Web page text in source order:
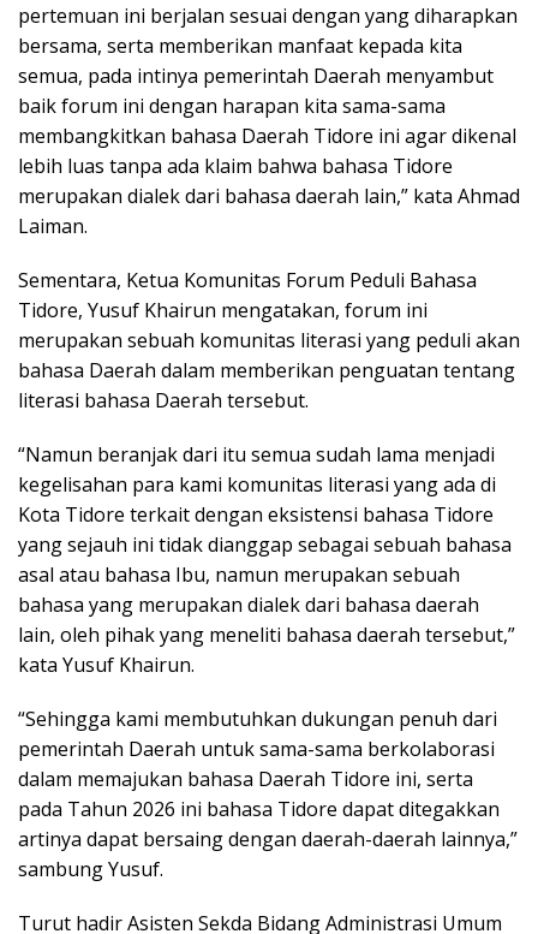
pertemuan ini berjalan sesuai dengan yang diharapkan
bersama, serta memberikan manfaat kepada kita
semua, pada intinya pemerintah Daerah menyambut
baik forum ini dengan harapan kita sama-sama
membangkitkan bahasa Daerah Tidore ini agar dikenal
lebih luas tanpa ada klaim bahwa bahasa Tidore
merupakan dialek dari bahasa daerah lain,” kata Ahmad
Laiman.
Sementara, Ketua Komunitas Forum Peduli Bahasa
Tidore, Yusuf Khairun mengatakan, forum ini
merupakan sebuah komunitas literasi yang peduli akan
bahasa Daerah dalam memberikan penguatan tentang
literasi bahasa Daerah tersebut.
“Namun beranjak dari itu semua sudah lama menjadi
kegelisahan para kami komunitas literasi yang ada di
Kota Tidore terkait dengan eksistensi bahasa Tidore
yang sejauh ini tidak dianggap sebagai sebuah bahasa
asal atau bahasa Ibu, namun merupakan sebuah
bahasa yang merupakan dialek dari bahasa daerah
lain, oleh pihak yang meneliti bahasa daerah tersebut,”
kata Yusuf Khairun.
“Sehingga kami membutuhkan dukungan penuh dari
pemerintah Daerah untuk sama-sama berkolaborasi
dalam memajukan bahasa Daerah Tidore ini, serta
pada Tahun 2026 ini bahasa Tidore dapat ditegakkan
artinya dapat bersaing dengan daerah-daerah lainnya,”
sambung Yusuf.
Turut hadir Asisten Sekda Bidang Administrasi Umum